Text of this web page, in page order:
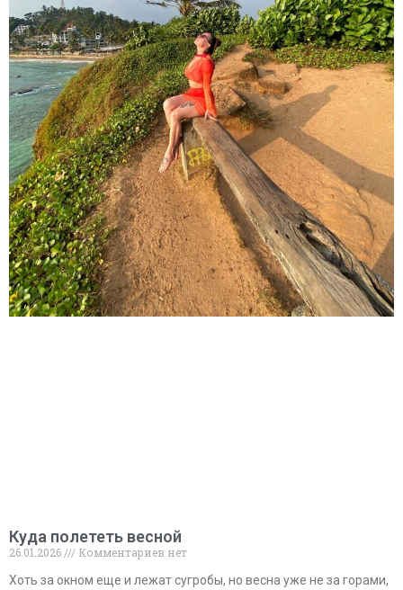
Куда полететь весной
26.01.2026
Комментариев нет
Хоть за окном еще и лежат сугробы, но весна уже не за горами,